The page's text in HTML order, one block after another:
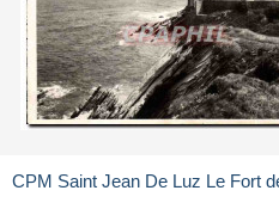
CPM Saint Jean De Luz Le Fort